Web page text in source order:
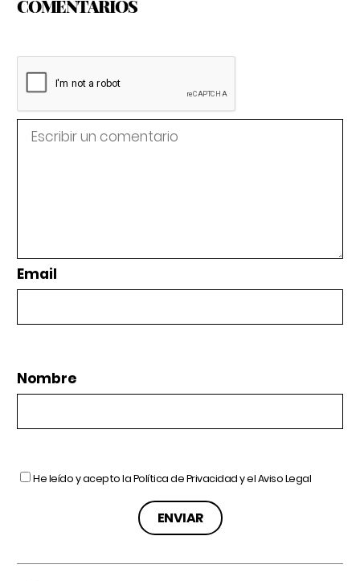
COMENTARIOS
Email
Nombre
He leído y acepto laPolítica de Privacidady elAviso Legal